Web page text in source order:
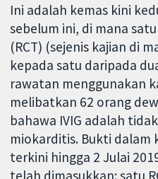
Ini adalah kemas kini
sebelum ini, di mana
(RCT) (sejenis kajian di
kepada satu daripada
rawatan menggunakan
melibatkan 62 orang
bahawa IVIG adalah
miokarditis. Bukti dalam
terkini hingga 2 Julai
telah dimasukkan: satu